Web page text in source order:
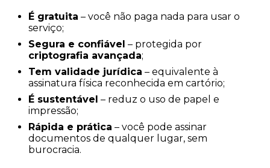
É gratuita – você não paga nada para usar o
serviço;
Segura e confiável – protegida por
criptografia avançada;
Tem validade jurídica – equivalente à
assinatura física reconhecida em cartório;
É sustentável – reduz o uso de papel e
impressão;
Rápida e prática – você pode assinar
documentos de qualquer lugar, sem
burocracia.